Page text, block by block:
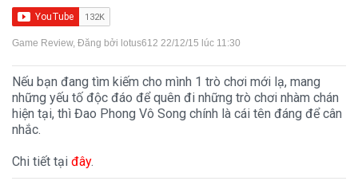
Game Review, Đăng bởi lotus612 22/12/15 lúc 11:30
Nếu bạn đang tìm kiếm cho mình 1 trò chơi mới lạ, mang
những yếu tố độc đáo để quên đi những trò chơi nhàm chán
hiện tại, thì Đao Phong Vô Song chính là cái tên đáng để cân
nhắc.
Chi tiết tại đây.